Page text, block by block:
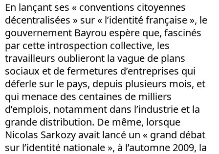
En lançant ses « conventions citoyennes
décentralisées » sur « l’identité française », le
gouvernement Bayrou espère que, fascinés
par cette introspection collective, les
travailleurs oublieront la vague de plans
sociaux et de fermetures d’entreprises qui
déferle sur le pays, depuis plusieurs mois, et
qui menace des centaines de milliers
d’emplois, notamment dans l’industrie et la
grande distribution. De même, lorsque
Nicolas Sarkozy avait lancé un « grand débat
sur l’identité nationale », à l’automne 2009, la